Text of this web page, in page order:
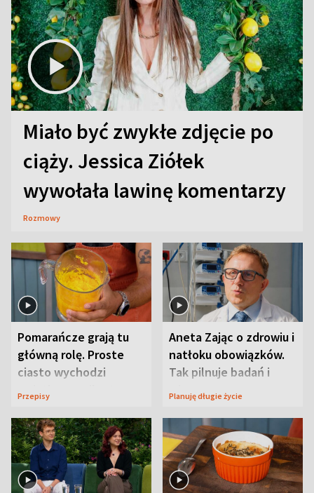
Miało być zwykłe zdjęcie po
ciąży. Jessica Ziółek
wywołała lawinę komentarzy
Rozmowy
Pomarańcze grają tu
główną rolę. Proste
ciasto wychodzi
wyjątkowo wilgotne
Przepisy
Aneta Zając o zdrowiu i
natłoku obowiązków.
Tak pilnuje badań i
wizyt
Planuję długie życie